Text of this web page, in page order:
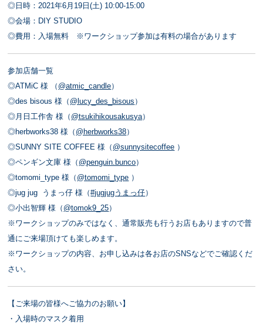
◎日時：2021年6月19日(土) 10:00-15:00
◎会場：DIY STUDIO
◎費用：入場無料 ※ワークショップ参加は有料の場合があります
参加店舗一覧
◎ATMiC 様 （ @atmic_candle）
◎des bisous 様（ @lucy_des_bisous ）
◎月日工作舎 様（ @tsukihikousakusya）
◎herbworks38 様（ @herbworks38）
◎SUNNY SITE COFFEE 様（ @sunnysitecoffee ）
◎ペンギン文庫 様（ @penguin.bunco）
◎tomomi_type 様（ @tomomi_type ）
◎jug jug うまっ仔 様（#jugjugうまっ仔）
◎小出智輝 様（ @tomok9_25）
※ワークショップのみではなく、通常販売も行うお店もありますので普
通にご来場頂けても楽しめます。
※ワークショップの内容、お申し込みは各お店のSNSなどでご確認くだ
さい。
【ご来場の皆様へご協力のお願い】
・入場時のマスク着用